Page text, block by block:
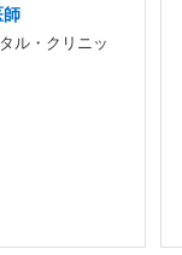
師
ル・クリニッ